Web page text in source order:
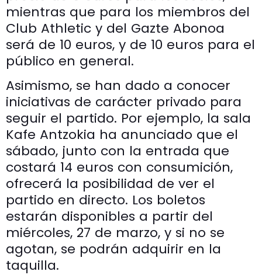
mientras que para los miembros del
Club Athletic y del Gazte Abonoa
será de 10 euros, y de 10 euros para el
público en general.
Asimismo, se han dado a conocer
iniciativas de carácter privado para
seguir el partido. Por ejemplo, la sala
Kafe Antzokia ha anunciado que el
sábado, junto con la entrada que
costará 14 euros con consumición,
ofrecerá la posibilidad de ver el
partido en directo. Los boletos
estarán disponibles a partir del
miércoles, 27 de marzo, y si no se
agotan, se podrán adquirir en la
taquilla.